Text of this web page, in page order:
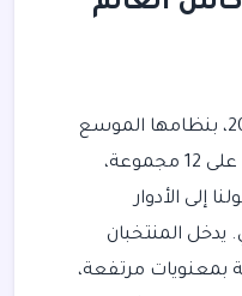
تشهد بطولة كأس العالم 2026، بنظامها الموسع
الذي يضم 48 فريقًا مقسمين على 12 مجموعة،
إلى الأدوار
يدخل المنتخبان
بمعنويات مرتفعة،